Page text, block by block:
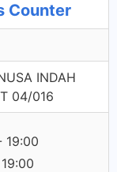
Counter
INDAH
04/016
19:00